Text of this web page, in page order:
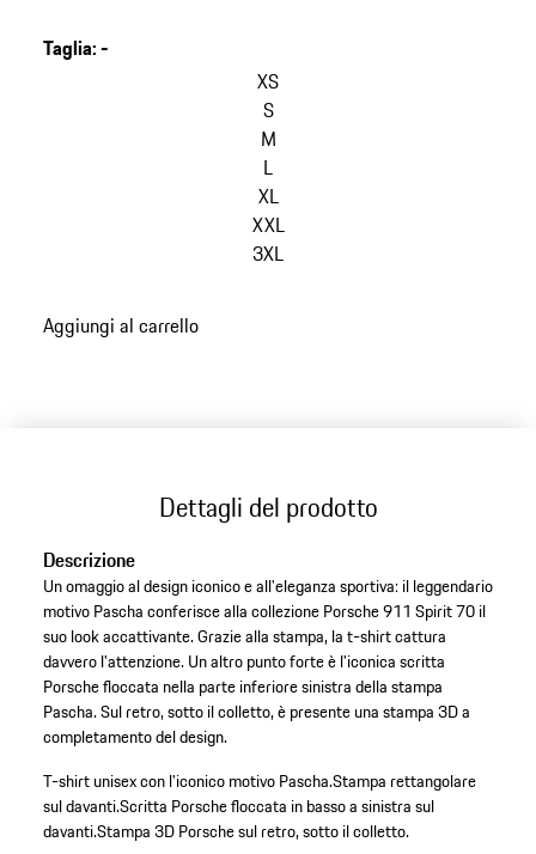
Taglia:-
XS
S
M
L
XL
XXL
3XL
alle
Aggiungi al carrello
Dettagli del prodotto
Descrizione
Un omaggio al design iconico e all'eleganza sportiva: il leggendario
motivo Pascha conferisce alla collezione Porsche 911 Spirit 70 il
suo look accattivante. Grazie alla stampa, la t-shirt cattura
davvero l'attenzione. Un altro punto forte è l'iconica scritta
Porsche floccata nella parte inferiore sinistra della stampa
Pascha. Sul retro, sotto il colletto, è presente una stampa 3D a
completamento del design.
T-shirt unisex con l'iconico motivo Pascha.Stampa rettangolare
sul davanti.Scritta Porsche floccata in basso a sinistra sul
davanti.Stampa 3D Porsche sul retro, sotto il colletto.